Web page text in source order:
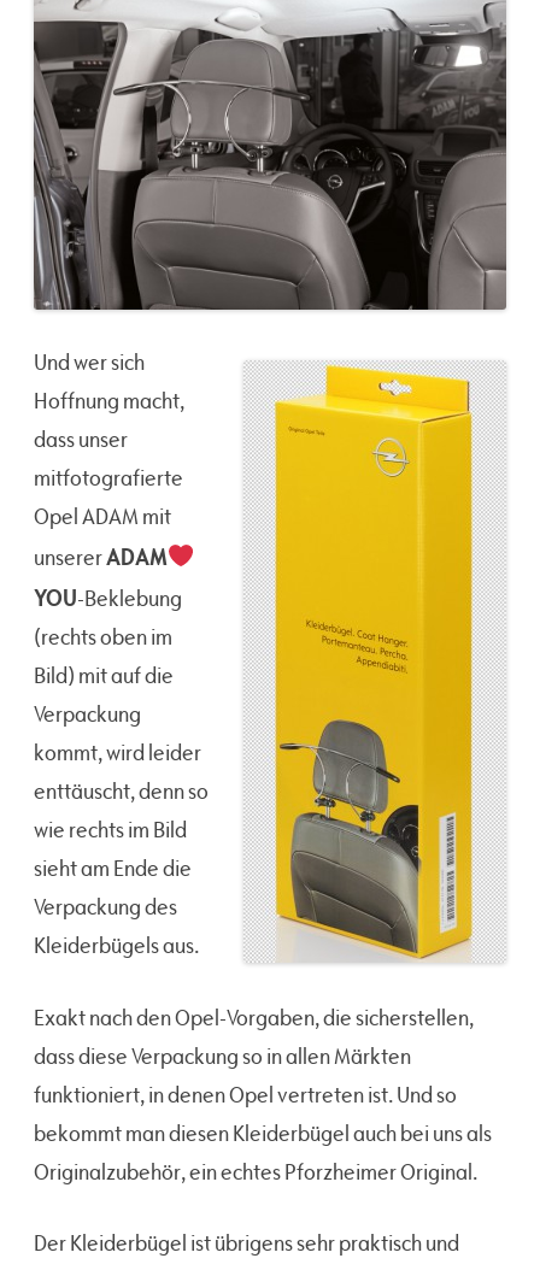
Und wer sich
Hoffnung macht,
dass unser
mitfotografierte
Opel ADAM mit
unsererADAM
YOU-Beklebung
(rechts oben im
Bild) mit auf die
Verpackung
kommt, wird leider
enttäuscht, denn so
wie rechts im Bild
sieht am Ende die
Verpackung des
Kleiderbügels aus.
Exakt nach den Opel-Vorgaben, die sicherstellen,
dass diese Verpackung so in allen Märkten
funktioniert, in denen Opel vertreten ist. Und so
bekommt man diesen Kleiderbügel auch bei uns als
Originalzubehör, ein echtes Pforzheimer Original.
Der Kleiderbügel ist übrigens sehr praktisch und